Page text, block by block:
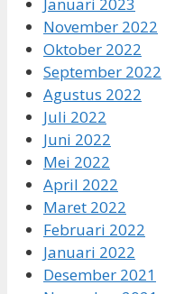
November 2022
Oktober 2022
September 2022
Agustus 2022
Juli 2022
Juni 2022
Mei 2022
April 2022
Maret 2022
Februari 2022
Januari 2022
Desember 2021